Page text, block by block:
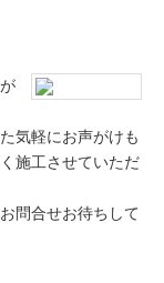
気軽にお声がけも
施工させていただ
問合せお待ちして